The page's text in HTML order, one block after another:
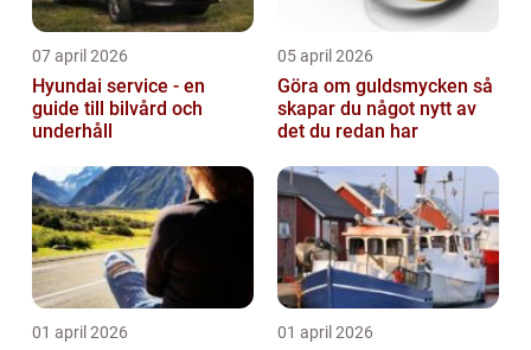
07 april 2026
Hyundai service - en
guide till bilvård och
underhåll
05 april 2026
Göra om guldsmycken så
skapar du något nytt av
det du redan har
01 april 2026 01 april 2026